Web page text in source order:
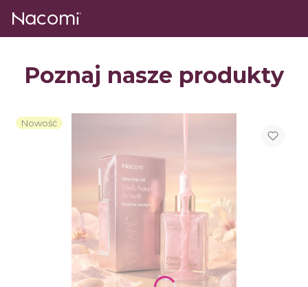
Poznaj nasze produkty
Nowość